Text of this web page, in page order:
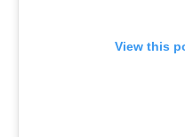
View this